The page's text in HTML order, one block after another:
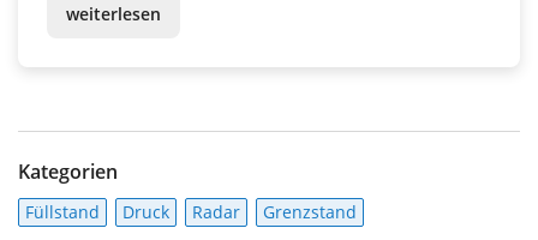
weiterlesen
Kategorien
Füllstand Druck Radar Grenzstand